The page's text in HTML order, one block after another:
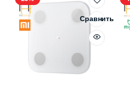
Сравнить